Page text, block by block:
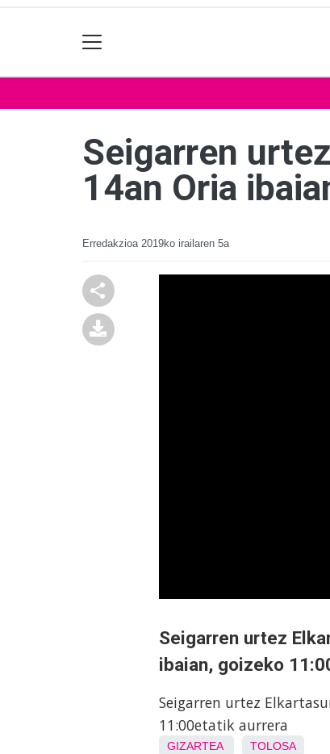
Seigarren
14an Oria
Erredakzioa 2019ko irailaren 5a
Seigarren urtez
ibaian, goizeko
Seigarren urtez
11:00etatik aurrera
GIZARTEA TOLOSA